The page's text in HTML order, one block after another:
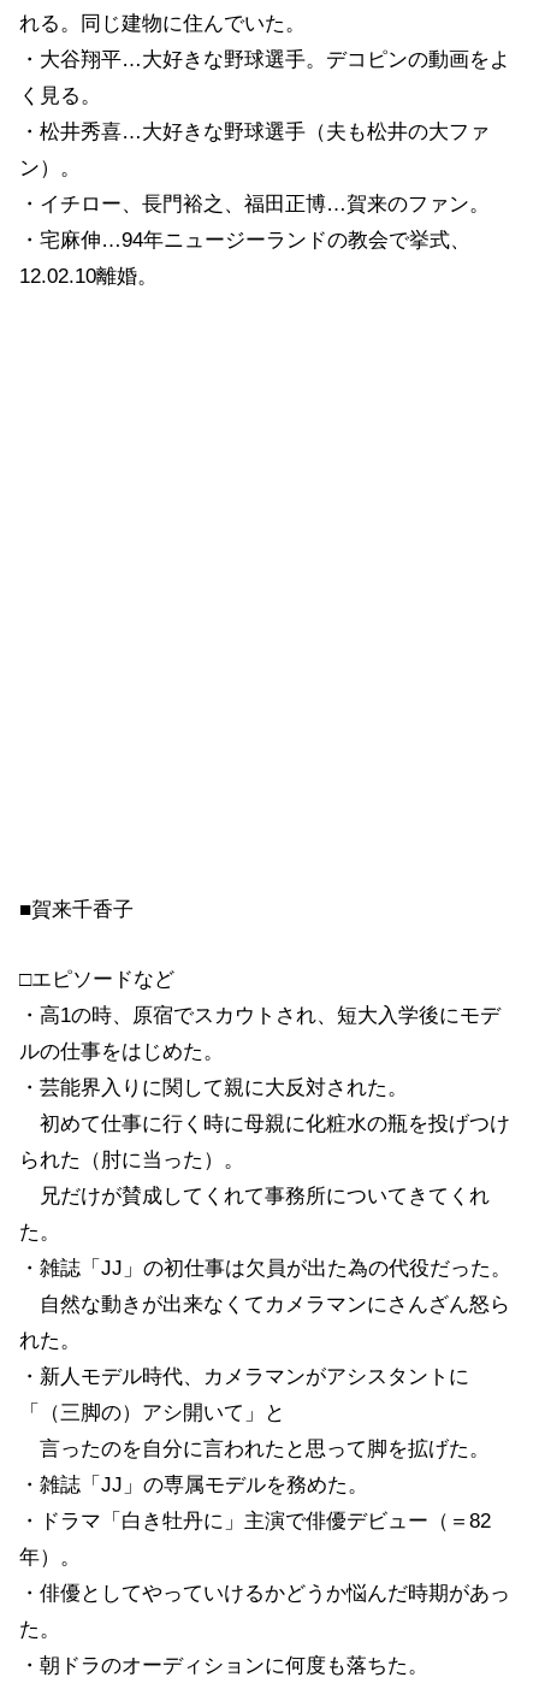
れる。同じ建物に住んでいた。
・大谷翔平…大好きな野球選手。デコピンの動画をよ
く見る。
・松井秀喜…大好きな野球選手（夫も松井の大ファ
ン）。
・イチロー、長門裕之、福田正博…賀来のファン。
・宅麻伸…94年ニュージーランドの教会で挙式、
12.02.10離婚。
■賀来千香子
□エピソードなど
・高1の時、原宿でスカウトされ、短大入学後にモデ
ルの仕事をはじめた。
・芸能界入りに関して親に大反対された。
初めて仕事に行く時に母親に化粧水の瓶を投げつけ
られた（肘に当った）。
兄だけが賛成してくれて事務所についてきてくれ
た。
・雑誌「JJ」の初仕事は欠員が出た為の代役だった。
自然な動きが出来なくてカメラマンにさんざん怒ら
れた。
・新人モデル時代、カメラマンがアシスタントに
「（三脚の）アシ開いて」と
言ったのを自分に言われたと思って脚を拡げた。
・雑誌「JJ」の専属モデルを務めた。
・ドラマ「白き牡丹に」主演で俳優デビュー（＝82
年）。
・俳優としてやっていけるかどうか悩んだ時期があっ
た。
・朝ドラのオーディションに何度も落ちた。